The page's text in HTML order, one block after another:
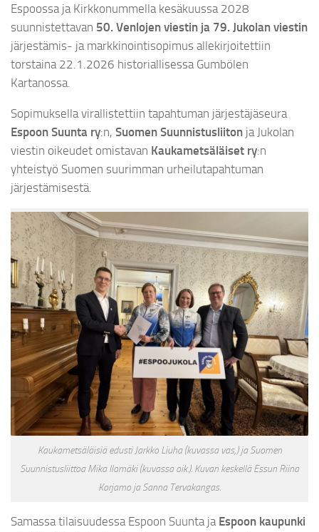
Espoossa ja Kirkkonummella kesäkuussa 2028
suunnistettavan 50. Venlojen viestin ja 79. Jukolan viestin
järjestämis- ja markkinointisopimus allekirjoitettiin
torstaina 22.1.2026 historiallisessa Gumbölen
Kartanossa.
Sopimuksella virallistettiin tapahtuman järjestäjäseura
Espoon Suunta ry:n, Suomen Suunnistusliiton ja Jukolan
viestin oikeudet omistavan Kaukametsäläiset ry:n
yhteistyö Suomen suurimman urheilutapahtuman
järjestämisestä.
Kaukametsäläisiä edusti Jarkko Liuha (kuvassa vas,) ja Suomen
Suunnistusliittoa Mika Ilomäki (kuvassa oik.). Kuvan keskellä Essun Riina
Korjamo ja Sanna Tervakangas.
Samassa tilaisuudessa Espoon Suunta ja Espoon kaupunki